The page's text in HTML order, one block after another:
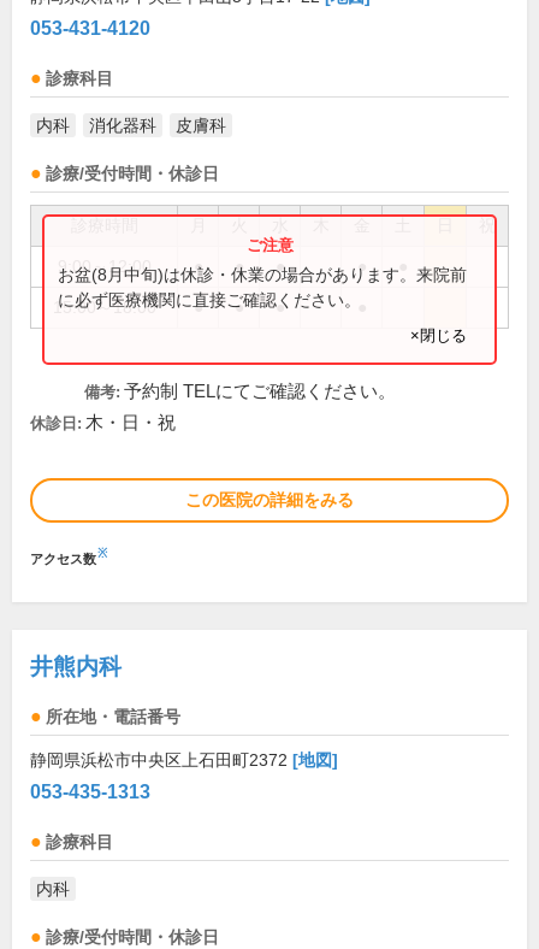
053-431-4120
診療科目
内科 消化器科 皮膚科
診療/受付時間・休診日
祝
9:00～12:00 ● ● ● ●
15:00～18:00 ● ● ●
お盆(8月中旬)は休診・休業の場合があります。来院前
に必ず医療機関に直接ご確認ください。
×閉じる
備考: 予約制 TELにてご確認ください。
休診日: 木・日・祝
この医院の詳細をみる
アクセス数※
井熊内科
所在地・電話番号
静岡県浜松市中央区上石田町2372 [地図]
053-435-1313
診療科目
内科
診療/受付時間・休診日